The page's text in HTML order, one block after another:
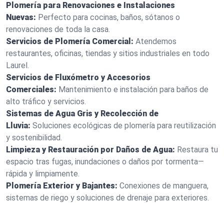
Plomería para Renovaciones e Instalaciones
Nuevas: Perfecto para cocinas, baños, sótanos o
renovaciones de toda la casa.
Servicios de Plomería Comercial: Atendemos
restaurantes, oficinas, tiendas y sitios industriales en todo
Laurel.
Servicios de Fluxómetro y Accesorios
Comerciales: Mantenimiento e instalación para baños de
alto tráfico y servicios.
Sistemas de Agua Gris y Recolección de
Lluvia: Soluciones ecológicas de plomería para reutilización
y sostenibilidad.
Limpieza y Restauración por Daños de Agua: Restaura tu
espacio tras fugas, inundaciones o daños por tormenta—
rápida y limpiamente.
Plomería Exterior y Bajantes: Conexiones de manguera,
sistemas de riego y soluciones de drenaje para exteriores.